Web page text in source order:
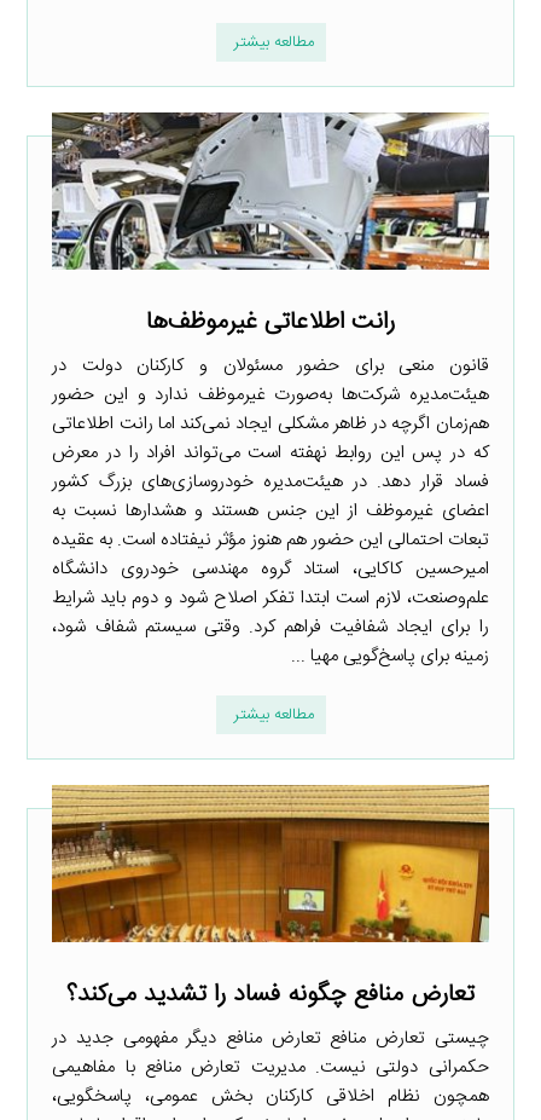
مطالعه بیشتر
رانت اطلاعاتی غیرموظف‌ها
قانون منعی برای حضور مسئولان و کارکنان دولت در
هیئت‌مدیره شرکت‌ها به‌صورت غیرموظف ندارد و این حضور
هم‌زمان اگرچه در ظاهر مشکلی ایجاد نمی‌کند اما رانت اطلاعاتی
که در پس این روابط نهفته است می‌تواند افراد را در معرض
فساد قرار دهد. در هیئت‌مدیره خودروسازی‌های بزرگ کشور
اعضای غیرموظف از این جنس هستند و هشدارها نسبت به
تبعات احتمالی این حضور هم هنوز مؤثر نیفتاده است. به عقیده
امیرحسین کاکایی، استاد گروه مهندسی خودروی دانشگاه
علم‌وصنعت، لازم است ابتدا تفکر اصلاح شود و دوم باید شرایط
را برای ایجاد شفافیت فراهم کرد. وقتی سیستم شفاف شود،
زمینه برای پاسخ‌گویی مهیا ...
مطالعه بیشتر
تعارض منافع چگونه فساد را تشدید می‌کند؟
چیستی تعارض منافع تعارض منافع دیگر مفهومی جدید در
حکمرانی دولتی نیست. مدیریت تعارض منافع با مفاهیمی
همچون نظام اخلاقی کارکنان بخش عمومی، پاسخگویی،